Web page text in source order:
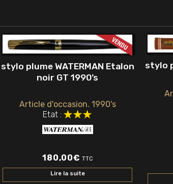
stylo plume WATERMAN Etalon
noir GT 1990’s
Article d'occasion. 1990's
Etat :
180,00€ TTC
Lire la suite
stylo